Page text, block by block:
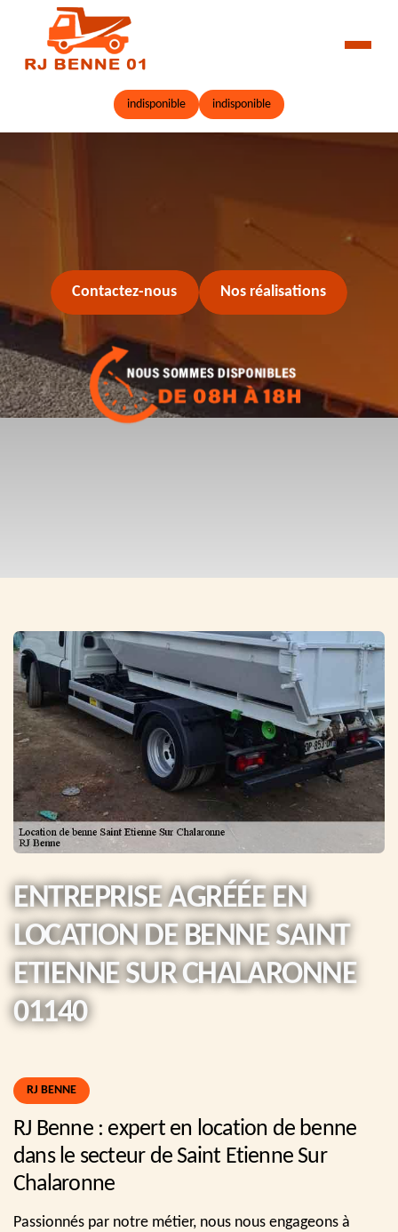
indisponible indisponible
Contactez-nous Nos réalisations
ENTREPRISE AGRÉÉE EN
LOCATION DE BENNE SAINT
ETIENNE SUR CHALARONNE
01140
RJ BENNE
RJ Benne : expert en location de benne
dans le secteur de Saint Etienne Sur
Chalaronne
Passionnés par notre métier, nous nous engageons à